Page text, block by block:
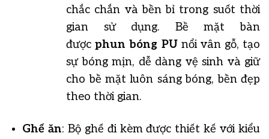
chắc chắn và bền bỉ trong suốt thời
gian sử dụng. Bề mặt bàn
đượcphun bóng PUnổi vân gỗ, tạo
sự bóng mịn, dễ dàng vệ sinh và giữ
cho bề mặt luôn sáng bóng, bền đẹp
theo thời gian.
Ghế ăn: Bộ ghế đi kèm được thiết kế với kiểu